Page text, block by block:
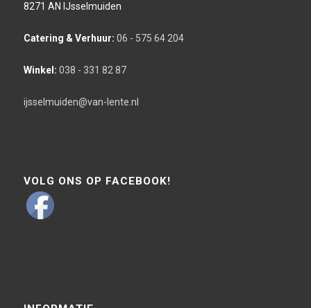
8271 AN IJsselmuiden
Catering & Verhuur: 06 - 575 64 204
Winkel: 038 - 331 82 87
ijsselmuiden@van-lente.nl
VOLG ONS OP FACEBOOK!